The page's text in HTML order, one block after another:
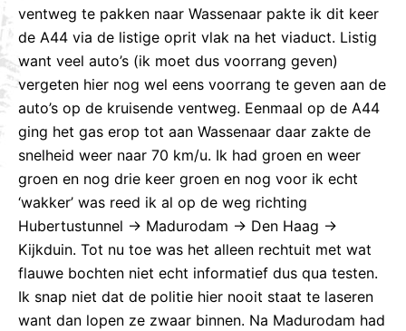
ventweg te pakken naar Wassenaar pakte ik dit keer
de A44 via de listige oprit vlak na het viaduct. Listig
want veel auto’s (ik moet dus voorrang geven)
vergeten hier nog wel eens voorrang te geven aan de
auto’s op de kruisende ventweg. Eenmaal op de A44
ging het gas erop tot aan Wassenaar daar zakte de
snelheid weer naar 70 km/u. Ik had groen en weer
groen en nog drie keer groen en nog voor ik echt
‘wakker’ was reed ik al op de weg richting
Hubertustunnel -> Madurodam -> Den Haag ->
Kijkduin. Tot nu toe was het alleen rechtuit met wat
flauwe bochten niet echt informatief dus qua testen.
Ik snap niet dat de politie hier nooit staat te laseren
want dan lopen ze zwaar binnen. Na Madurodam had